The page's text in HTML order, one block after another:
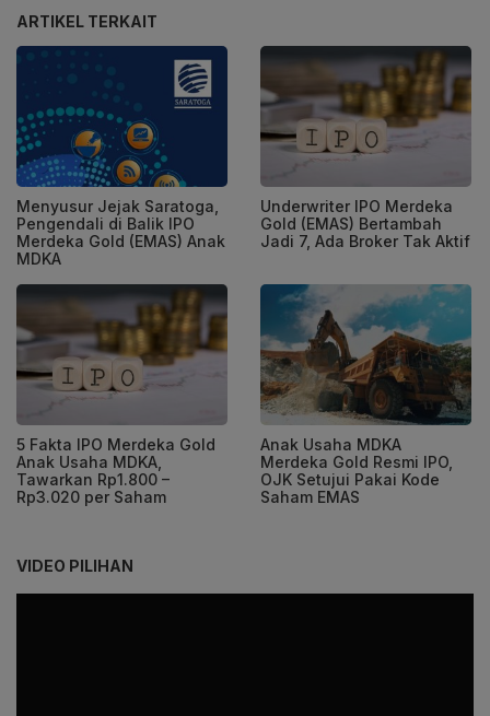
ARTIKEL TERKAIT
Menyusur Jejak Saratoga,
Pengendali di Balik IPO
Merdeka Gold (EMAS) Anak
MDKA
Underwriter IPO Merdeka
Gold (EMAS) Bertambah
Jadi 7, Ada Broker Tak Aktif
5 Fakta IPO Merdeka Gold
Anak Usaha MDKA,
Tawarkan Rp1.800 –
Rp3.020 per Saham
Anak Usaha MDKA
Merdeka Gold Resmi IPO,
OJK Setujui Pakai Kode
Saham EMAS
VIDEO PILIHAN